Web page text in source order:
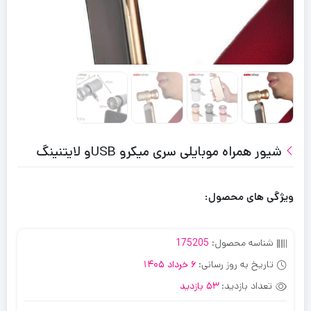
شیور همراه موبایلی سری میکرو USBو لایتنینگ
ویژگی های محصول:
شناسه محصول: 175205
تاریخ به روز رسانی: 6 خرداد 1405
تعداد بازدید:53 بازدید